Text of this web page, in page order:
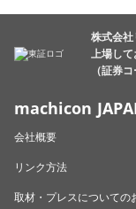
株式会
上場して
（証券
machicon
会社概要
リンク方法
取材・プレスについての